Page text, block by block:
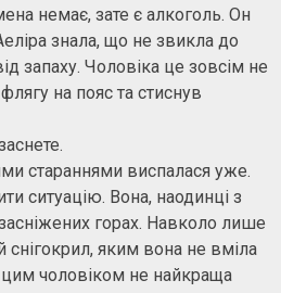
немає, зате є алкоголь. Он
знала, що не звикла до
запаху. Чоловіка це зовсім не
на пояс та стиснув
стараннями виспалася уже.
ситуацію. Вона, наодинці з
горах. Навколо лише
й снігокрил, яким вона не вміла
цим чоловіком не найкраща